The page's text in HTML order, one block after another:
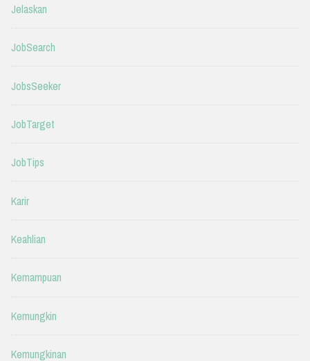
Jelaskan
JobSearch
JobsSeeker
JobTarget
JobTips
Karir
Keahlian
Kemampuan
Kemungkin
Kemungkinan